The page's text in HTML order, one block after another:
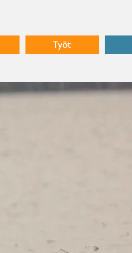
Työt